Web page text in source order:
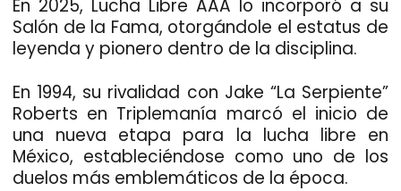
En 2025, Lucha Libre AAA lo incorporó a su
Salón de la Fama, otorgándole el estatus de
leyenda y pionero dentro de la disciplina.
En 1994, su rivalidad con Jake “La Serpiente”
Roberts en Triplemanía marcó el inicio de
una nueva etapa para la lucha libre en
México, estableciéndose como uno de los
duelos más emblemáticos de la época.